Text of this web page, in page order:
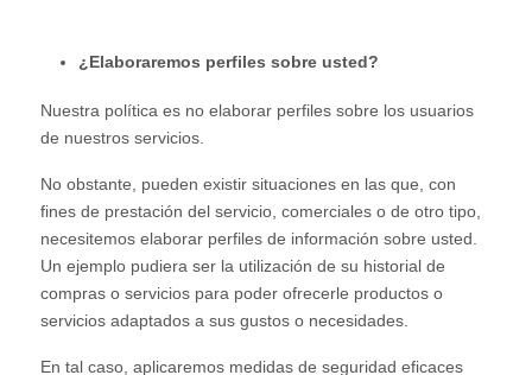
¿Elaboraremos perfiles sobre usted?
Nuestra política es no elaborar perfiles sobre los usuarios
de nuestros servicios.
No obstante, pueden existir situaciones en las que, con
fines de prestación del servicio, comerciales o de otro tipo,
necesitemos elaborar perfiles de información sobre usted.
Un ejemplo pudiera ser la utilización de su historial de
compras o servicios para poder ofrecerle productos o
servicios adaptados a sus gustos o necesidades.
En tal caso, aplicaremos medidas de seguridad eficaces